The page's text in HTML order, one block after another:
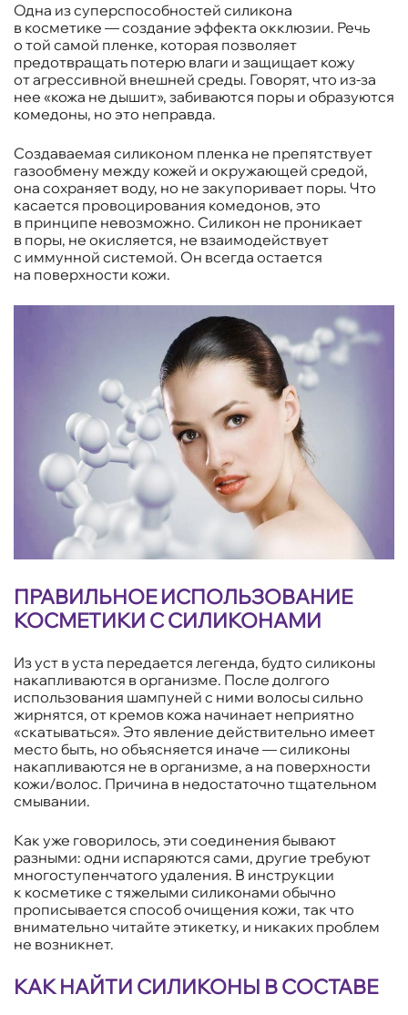
Одна из суперспособностей силикона
в косметике — создание эффекта окклюзии. Речь
о той самой пленке, которая позволяет
предотвращать потерю влаги и защищает кожу
от агрессивной внешней среды. Говорят, что из-за
нее «кожа не дышит», забиваются поры и образуются
комедоны, но это неправда.
Создаваемая силиконом пленка не препятствует
газообмену между кожей и окружающей средой,
она сохраняет воду, но не закупоривает поры. Что
касается провоцирования комедонов, это
в принципе невозможно. Силикон не проникает
в поры, не окисляется, не взаимодействует
с иммунной системой. Он всегда остается
на поверхности кожи.
ПРАВИЛЬНОЕ ИСПОЛЬЗОВАНИЕ
КОСМЕТИКИ С СИЛИКОНАМИ
Из уст в уста передается легенда, будто силиконы
накапливаются в организме. После долгого
использования шампуней с ними волосы сильно
жирнятся, от кремов кожа начинает неприятно
«скатываться». Это явление действительно имеет
место быть, но объясняется иначе — силиконы
накапливаются не в организме, а на поверхности
кожи/волос. Причина в недостаточно тщательном
смывании.
Как уже говорилось, эти соединения бывают
разными: одни испаряются сами, другие требуют
многоступенчатого удаления. В инструкции
к косметике с тяжелыми силиконами обычно
прописывается способ очищения кожи, так что
внимательно читайте этикетку, и никаких проблем
не возникнет.
КАК НАЙТИ СИЛИКОНЫ В СОСТАВЕ